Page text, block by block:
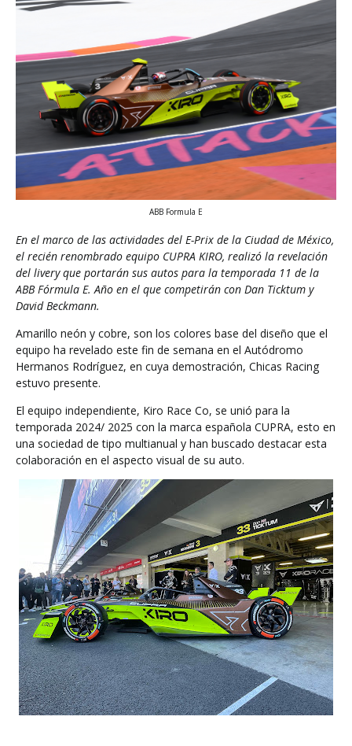
ABB Formula E
En el marco de las actividades del E-Prix de la Ciudad de México,
el recién renombrado equipo CUPRA KIRO, realizó la revelación
del livery que portarán sus autos para la temporada 11 de la
ABB Fórmula E. Año en el que competirán con Dan Ticktum y
David Beckmann.
Amarillo neón y cobre, son los colores base del diseño que el
equipo ha revelado este fin de semana en el Autódromo
Hermanos Rodríguez, en cuya demostración, Chicas Racing
estuvo presente.
El equipo independiente, Kiro Race Co, se unió para la
temporada 2024/ 2025 con la marca española CUPRA, esto en
una sociedad de tipo multianual y han buscado destacar esta
colaboración en el aspecto visual de su auto.